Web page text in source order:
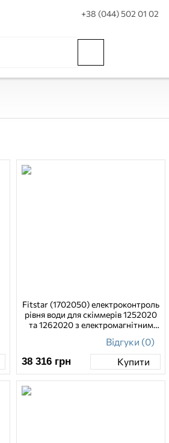
+38 (044) 502 01 02
Fitstar (1702050) електроконтроль
рівня води для скіммерів 1252020
та 1262020 з електромагнітним
Відгуки (0)
38 316 грн Купити